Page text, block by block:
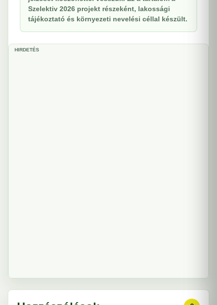
Szelektiv 2026 projekt részeként, lakossági
tájékoztató és környezeti nevelési céllal készült.
HIRDETÉS